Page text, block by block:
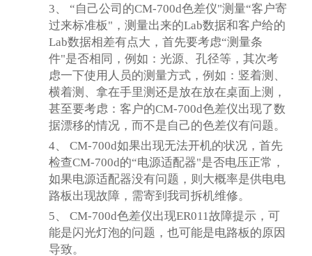
3、 “自己公司的CM-700d色差仪"测量“客户寄
过来标准板"，测量出来的Lab数据和客户给的
Lab数据相差有点大，首先要考虑“测量条
件"是否相同，例如：光源、孔径等，其次考
虑一下使用人员的测量方式，例如：竖着测、
横着测、拿在手里测还是放在放在桌面上测，
甚至要考虑：客户的CM-700d色差仪出现了数
据漂移的情况，而不是自己的色差仪有问题。
4、CM-700d如果出现无法开机的状况 ，首先
检查CM-700d的“电源适配器"是否电压正常 ，
如果电源适配器没有问题， 则大概率是供电电
路板出现故障，需寄到我司拆机维修。
5、CM-700d色差仪出现ER011故障提示 ，可
能是闪光灯泡的问题，也可能是电路板的原因
导致。